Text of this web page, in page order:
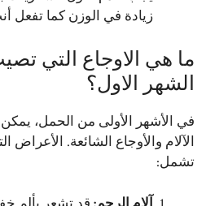
زيادة في الوزن كما تفعل
ما هي الاوجاع التي
الشهر الاول؟
في الأشهر الأولى من الحمل،
الآلام والأوجاع الشائعة.
تشمل: